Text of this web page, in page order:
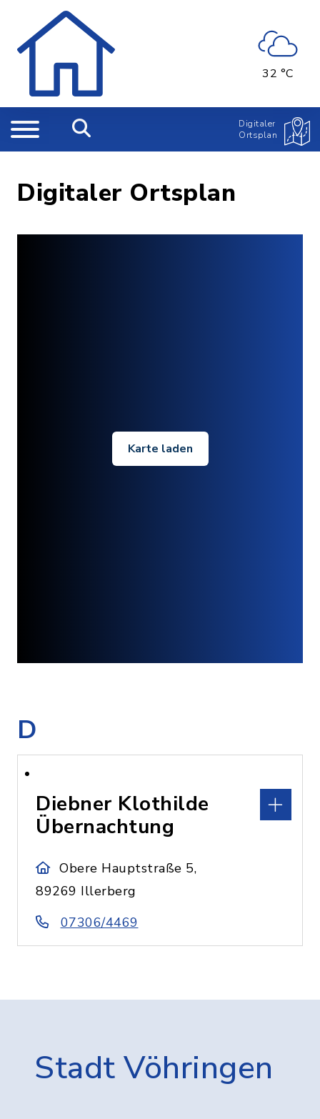
32 °C
Digitaler
Ortsplan
Digitaler Ortsplan
Karte laden
D
Diebner Klothilde
Übernachtung
Obere Hauptstraße 5,
89269 Illerberg
07306/4469
Stadt Vöhringen